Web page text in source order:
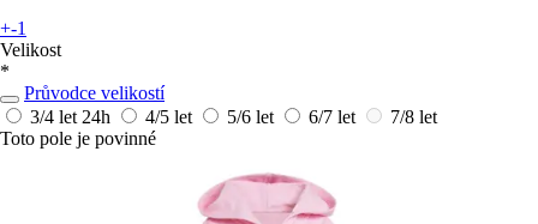
+-1
Velikost
*
Průvodce velikostí
3/4 let 24h 4/5 let 5/6 let 6/7 let
7/8 let
Toto pole je povinné